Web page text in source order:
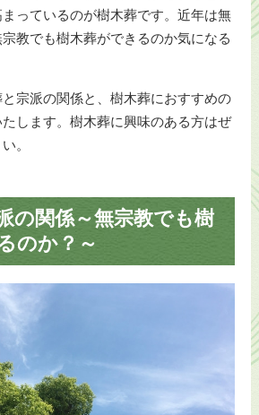
っているのが樹木葬です。近年は無
教でも樹木葬ができるのか気になる
宗派の関係と、樹木葬におすすめの
します。樹木葬に興味のある方はぜ
。
の関係～無宗教でも樹
のか？～